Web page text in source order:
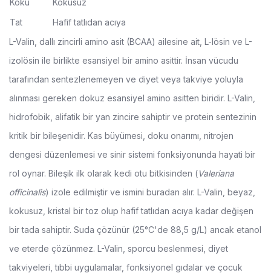
Tat
Hafif tatlıdan acıya
L-Valin, dallı zincirli amino asit (BCAA) ailesine ait, L-lösin ve L-
izolösin ile birlikte esansiyel bir amino asittir. İnsan vücudu
tarafından sentezlenemeyen ve diyet veya takviye yoluyla
alınması gereken dokuz esansiyel amino asitten biridir. L-Valin,
hidrofobik, alifatik bir yan zincire sahiptir ve protein sentezinin
kritik bir bileşenidir. Kas büyümesi, doku onarımı, nitrojen
dengesi düzenlemesi ve sinir sistemi fonksiyonunda hayati bir
rol oynar. Bileşik ilk olarak kedi otu bitkisinden (Valeriana
officinalis) izole edilmiştir ve ismini buradan alır. L-Valin, beyaz,
kokusuz, kristal bir toz olup hafif tatlıdan acıya kadar değişen
bir tada sahiptir. Suda çözünür (25°C'de 88,5 g/L) ancak etanol
ve eterde çözünmez. L-Valin, sporcu beslenmesi, diyet
takviyeleri, tıbbi uygulamalar, fonksiyonel gıdalar ve çocuk